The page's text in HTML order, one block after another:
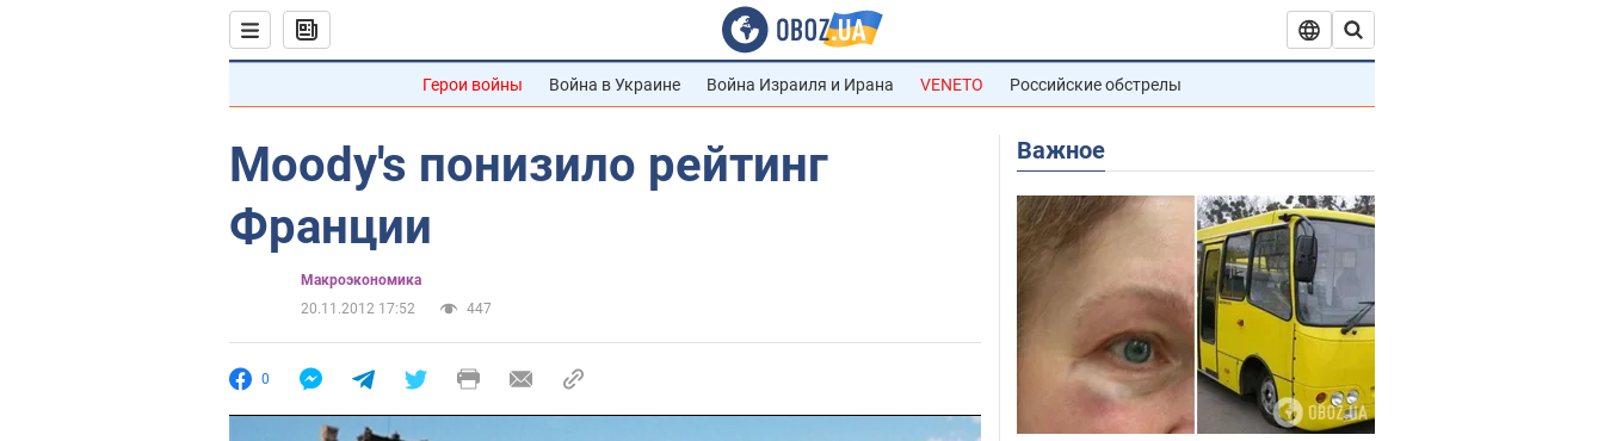
Герои войны Война в Украине Война Израиля и Ирана VENETO Российские обстрелы
Moody's понизило рейтинг
Франции
Mакроэкономика
20.11.2012 17:52
447
0
Важное